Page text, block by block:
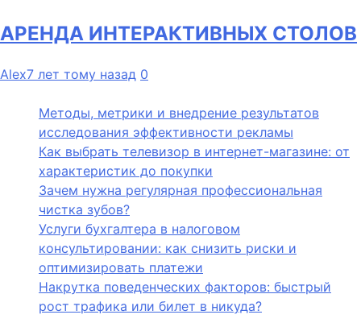
АРЕНДА ИНТЕРАКТИВНЫХ СТОЛОВ
Alex7 лет тому назад 0
Методы, метрики и внедрение результатов
исследования эффективности рекламы
Как выбрать телевизор в интернет-магазине: от
характеристик до покупки
Зачем нужна регулярная профессиональная
чистка зубов?
Услуги бухгалтера в налоговом
консультировании: как снизить риски и
оптимизировать платежи
Накрутка поведенческих факторов: быстрый
рост трафика или билет в никуда?